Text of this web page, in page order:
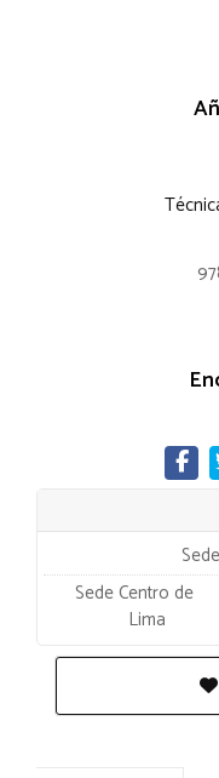
Sede Centro de
Lima